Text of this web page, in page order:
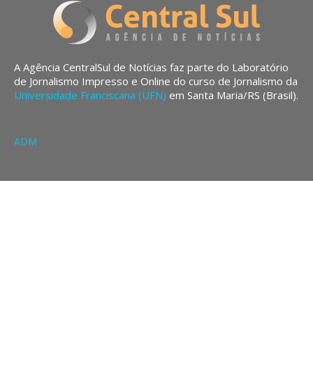
A Agência CentralSul de Notícias faz parte do Laboratório
de Jornalismo Impresso e Online do curso de Jornalismo da
Universidade Franciscana (UFN) em Santa Maria/RS (Brasil).
ADM